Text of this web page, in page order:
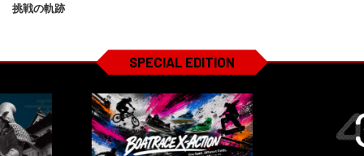
挑戦の軌跡
SPECIAL EDITION